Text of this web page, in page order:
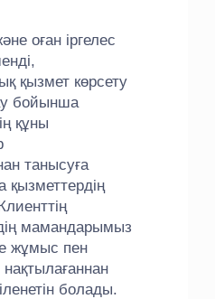
оған іргелес
қызмет көрсету
бойынша
құны
танысуға
мамандарымыз
жұмыс пен
болады.